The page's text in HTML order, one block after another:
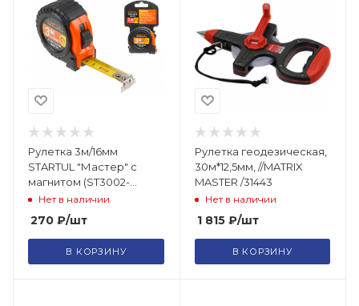
Рулетка 3м/16мм
STARTUL "Мастер" с
магнитом (ST3002-
0316М)
Нет в наличии
270 ₽/шт
В КОРЗИНУ
Рулетка геодезическая,
30м*12,5мм, //MATRIX
MASTER /31443
Нет в наличии
1 815₽/шт
В КОРЗИНУ